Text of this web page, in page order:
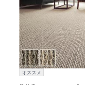
オススメ